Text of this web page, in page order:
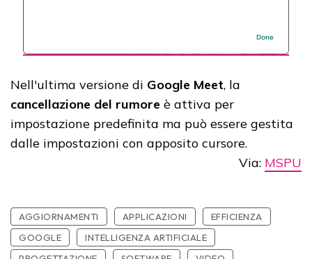
Nell'ultima versione di Google Meet, la
cancellazione del rumore è attiva per
impostazione predefinita ma può essere gestita
dalle impostazioni con apposito cursore.
Via: MSPU
AGGIORNAMENTI APPLICAZIONI
EFFICIENZA
GOOGLE
INTELLIGENZA ARTIFICIALE